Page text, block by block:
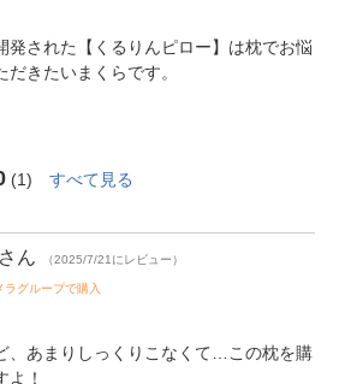
発された【くるりんピロー】は枕でお悩
きたいまくらです。
(1) すべて見る
さん （2025/7/21にレビュー）
ラグループで購入
、あまりしっくりこなくて…この枕を購
よ！